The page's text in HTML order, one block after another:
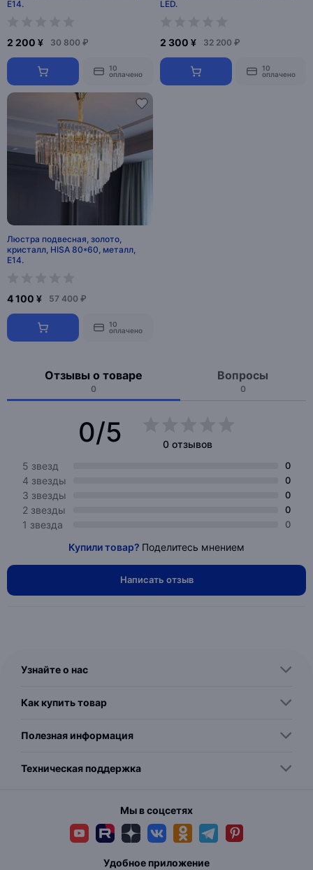
E14.
2 200 ¥ 30 800 ₽
10
оплачено
LED.
2 300 ¥ 32 200 ₽
10
оплачено
Люстра подвесная, золото,
кристалл, HISA 80*60, металл,
E14.
4 100 ¥ 57 400 ₽
10
оплачено
Отзывы о товаре
0
Вопросы
0
0/5
0 отзывов
5 звезд
0
4 звезды 0
3 звезды 0
2 звезды 0
1 звезда 0
Купили товар? Поделитесь мнением
Написать отзыв
Узнайте о нас
Как купить товар
Полезная информация
Техническая поддержка
Мы в соцсетях
Удобное приложение